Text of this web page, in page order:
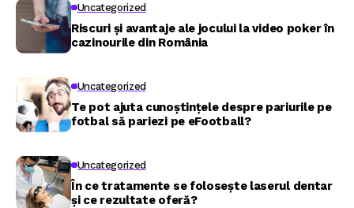
Uncategorized
Riscuri și avantaje ale jocului la video poker în
cazinourile din România
Uncategorized
Te pot ajuta cunoștințele despre pariurile pe
fotbal să pariezi pe eFootball?
Uncategorized
În ce tratamente se folosește laserul dentar
și ce rezultate oferă?